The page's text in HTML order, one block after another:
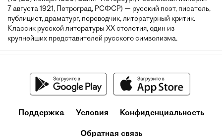
7 августа 1921, Петроград, РСФСР) — русский поэт, писатель,
публицист, драматург, переводчик, литературный критик.
Классик русской литературы XX столетия, один из
крупнейших представителей русского символизма.
Поддержка Условия Конфиденциальность
Обратная связь